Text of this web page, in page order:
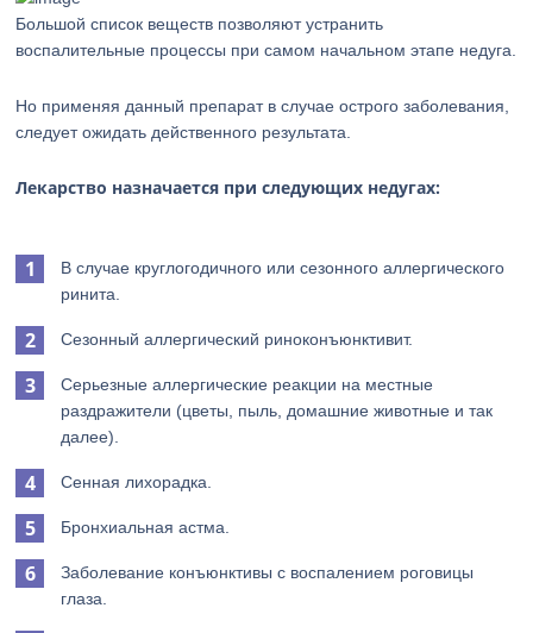
Большой список веществ позволяют устранить
воспалительные процессы при самом начальном этапе недуга.
Но применяя данный препарат в случае острого заболевания,
следует ожидать действенного результата.
Лекарство назначается при следующих недугах:
В случае круглогодичного или сезонного аллергического
ринита.
Сезонный аллергический риноконъюнктивит.
Серьезные аллергические реакции на местные
раздражители (цветы, пыль, домашние животные и так
далее).
Сенная лихорадка.
Бронхиальная астма.
Заболевание конъюнктивы с воспалением роговицы
глаза.